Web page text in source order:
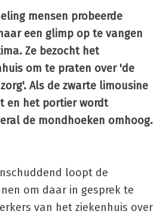
mensen probeerde
een glimp op te vangen
Ze bezocht het
om te praten over 'de
Als de zwarte limousine
en het portier wordt
de mondhoeken omhoog.
loopt de
om daar in gesprek te
van het ziekenhuis over